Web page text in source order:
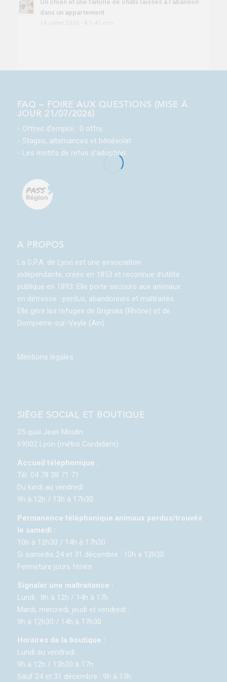
Un chien et une famille de chats laissés à l’abandon
dans un appartement
FAQ – FOIRE AUX QUESTIONS (MISE À
JOUR 21/07/2026)
- Offres d'emploi : 0 offre
- Stages, alternances et bénévolat
- Les motifs de refus d'adoption
A PROPOS
La S.P.A. de Lyon est une association
indépendante, créée en 1853 et reconnue d'utilité
publique en 1893. Elle porte secours aux animaux
en détresse : perdus, abandonnés et maltraités.
Elle gère les refuges de Brignais (Rhône) et de
Dompierre-sur-Veyle (Ain).
Mentions légales
SIÈGE SOCIAL ET BOUTIQUE
25 quai Jean Moulin
69002 Lyon (métro Cordeliers)
Accueil téléphonique :
Tél. 04 78 38 71 71
Du lundi au vendredi :
9h à 12h / 13h à 17h30
Permanence téléphonique animaux perdus/trouvés
le samedi :
10h à 12h30 / 14h à 17h30
Si samedis 24 et 31 décembre : 10h à 12h30
Fermeture jours fériés
Signaler une maltraitance :
Lundi : 8h à 12h / 14h à 17h
Mardi, mercredi, jeudi et vendredi :
9h à 12h30 / 14h à 17h30
Horaires de la boutique :
Lundi au vendredi :
9h à 12h / 13h30 à 17h
Sauf 24 et 31 décembre : 9h à 13h